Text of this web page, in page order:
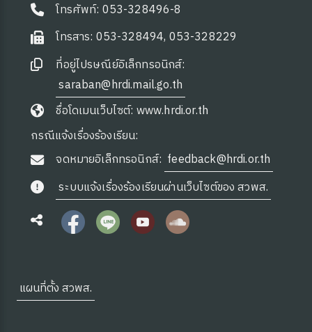
โทรศัพท์: 053-328496-8
โทรสาร: 053-328494, 053-328229
ที่อยู่ไปรษณีย์อิเล็กทรอนิกส์:
saraban@hrdi.mail.go.th
ชื่อโดเมนเว็บไซต์: www.hrdi.or.th
กรณีแจ้งเรื่องร้องเรียน:
จดหมายอิเล็กทรอนิกส์: feedback@hrdi.or.th
ระบบแจ้งเรื่องร้องเรียนผ่านเว็บไซต์ของ สวพส.
แผนที่ตั้ง สวพส.